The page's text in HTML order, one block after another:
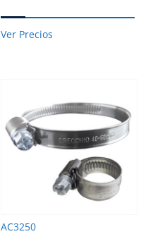
Ver Precios
AC3250